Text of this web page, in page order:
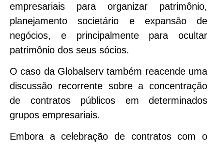
empresariais para organizar patrimônio,
planejamento societário e expansão de
negócios, e principalmente para ocultar
patrimônio dos seus sócios.
O caso da Globalserv também reacende uma
discussão recorrente sobre a concentração
de contratos públicos em determinados
grupos empresariais.
Embora a celebração de contratos com o